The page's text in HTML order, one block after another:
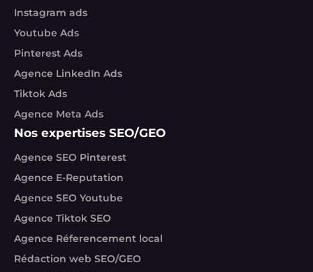
Instagram ads
Youtube Ads
Pinterest Ads
Agence LinkedIn Ads
Tiktok Ads
Agence Meta Ads
Nos expertises SEO/GEO
Agence SEO Pinterest
Agence E-Reputation
Agence SEO Youtube
Agence Tiktok SEO
Agence Réferencement local
Rédaction web SEO/GEO